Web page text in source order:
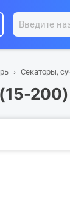
Секаторы,
200)